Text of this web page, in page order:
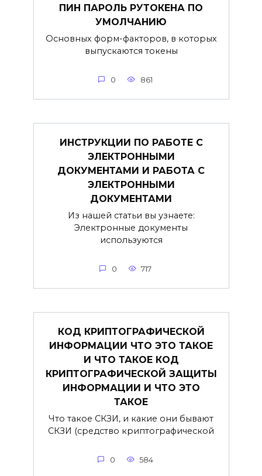
ПИН ПАРОЛЬ РУТОКЕНА ПО
УМОЛЧАНИЮ
Основных форм-факторов, в которых
выпускаются токены
0 861
ИНСТРУКЦИИ ПО РАБОТЕ С
ЭЛЕКТРОННЫМИ
ДОКУМЕНТАМИ И РАБОТА С
ЭЛЕКТРОННЫМИ
ДОКУМЕНТАМИ
Из нашей статьи вы узнаете:
Электронные документы
используются
0 717
КОД КРИПТОГРАФИЧЕСКОЙ
ИНФОРМАЦИИ ЧТО ЭТО ТАКОЕ
И ЧТО ТАКОЕ КОД
КРИПТОГРАФИЧЕСКОЙ ЗАЩИТЫ
ИНФОРМАЦИИ И ЧТО ЭТО
ТАКОЕ
Что такое СКЗИ, и какие они бывают
СКЗИ (средство криптографической
0 584